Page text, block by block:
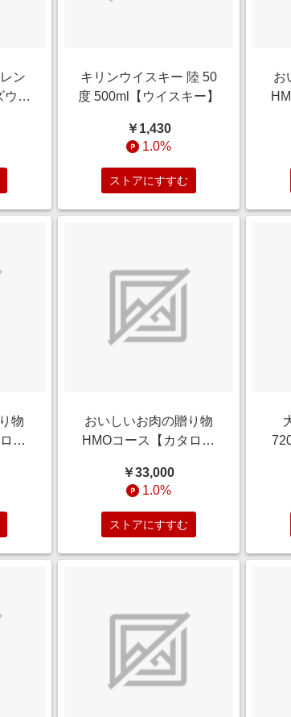
ン
ウイ
キリンウイスキー 陸 50
度 500ml【ウイスキー】
￥1,430
1.0%
ストアにすすむ
お
物
グ
おいしいお肉の贈り物
HMOコース【カタログ
￥33,000
1.0%
ストアにすすむ